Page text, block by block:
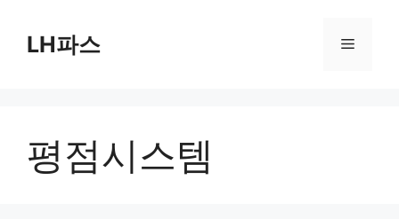
LH파스 메
평점시스템